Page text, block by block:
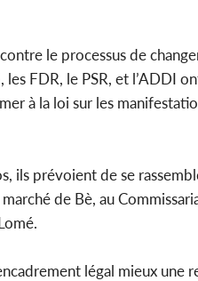
le processus de
FDR, le PSR, et l’ADDI
à la loi sur les
ils prévoient de se
de Bè, au
légal mieux une